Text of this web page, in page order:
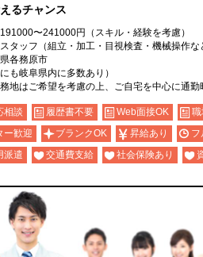
るチャンス
〜241000円（スキル・経験を考慮）
タッフ（組立・加工・目視検査・機械操作な
各務原市
にも岐阜県内に多数あり）
地はご希望を考慮の上、ご自宅を中心に通勤
相談 履歴書不要 Web面接OK 職
ー歓迎
ブランクOK 昇給あり フ
派遣
交通費支給 社会保険あり